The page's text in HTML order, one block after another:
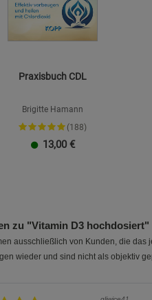
Praxisbuch CDL
Brigitte Hamann
(188)
13,00 €
zu "Vitamin D3 hochdosiert"
ausschließlich von Kunden, die
wieder und sind nicht als objektiv